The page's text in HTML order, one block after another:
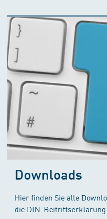
Downloads
Hier finden Sie alle
die DIN-Beitrittserklärung.